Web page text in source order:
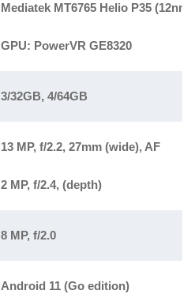
Mediatek MT6765 Helio P35 (12nm)
GPU: PowerVR GE8320
3/32GB, 4/64GB
13 MP, f/2.2, 27mm (wide), AF
2 MP, f/2.4, (depth)
8 MP, f/2.0
Android 11 (Go edition)